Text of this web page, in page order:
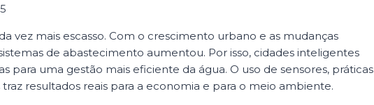
vez mais escasso. Com o crescimento urbano e as mudanças
de abastecimento aumentou. Por isso, cidades inteligentes
para uma gestão mais eficiente da água. O uso de sensores, práticas
resultados reais para a economia e para o meio ambiente.